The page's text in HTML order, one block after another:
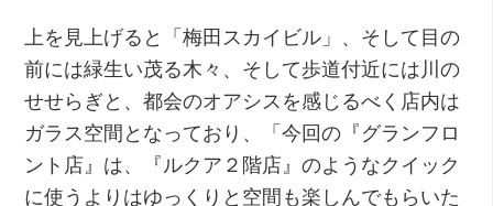
上を見上げると「梅田スカイビル」、そして目の
前には緑生い茂る木々、そして歩道付近には川の
せせらぎと、都会のオアシスを感じるべく店内は
ガラス空間となっており、「今回の『グランフロ
ント店』は、『ルクア２階店』のようなクイック
に使うよりはゆっくりと空間も楽しんでもらいた